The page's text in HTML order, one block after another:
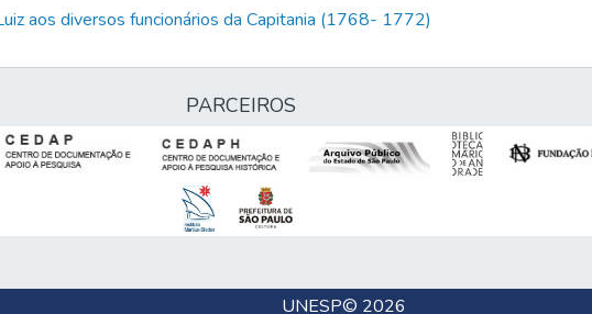
aos diversos funcionários da Capitania (1768- 1772)
PARCEIROS
UNESP© 2026